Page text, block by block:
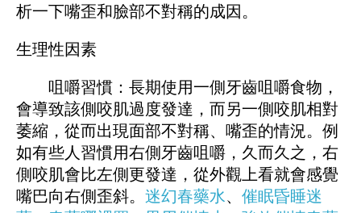
析一下嘴歪和臉部不對稱的成因。
生理性因素
咀嚼習慣：長期使用一側牙齒咀嚼食物，
會導致該側咬肌過度發達，而另一側咬肌相對
萎縮，從而出現面部不對稱、嘴歪的情況。例
如有些人習慣用右側牙齒咀嚼，久而久之，右
側咬肌會比左側更發達，從外觀上看就會感覺
嘴巴向右側歪斜。 迷幻春藥水、 催眠昏睡迷